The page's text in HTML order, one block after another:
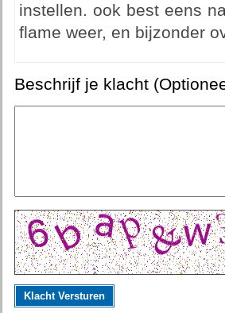
instellen. ook best eens
flame weer, en bijzonder
Beschrijf je klacht
Klacht Versturen